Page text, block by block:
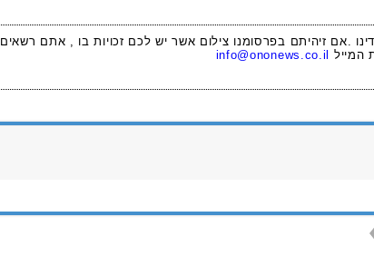
.אם זיהיתם בפרסומנו צילום אשר יש לכם זכויות בו , אתם רשאים
המייל
info@ononews.co.il